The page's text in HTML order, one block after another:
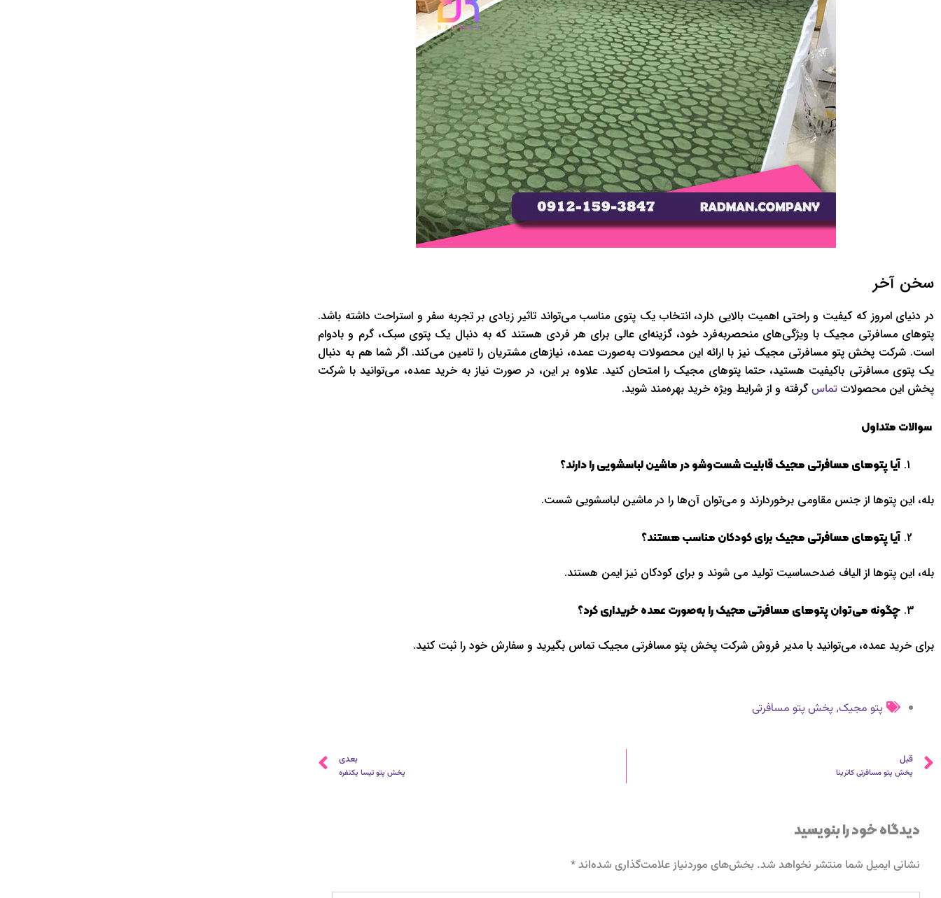
سخن آخر
در دنیای امروز که کیفیت و راحتی اهمیت بالایی دارد، انتخاب یک پتوی مناسب می‌تواند تاثیر زیادی بر تجربه سفر و استراحت داشته باشد.
پتوهای مسافرتی مجیک با ویژگی‌های منحصربه‌فرد خود، گزینه‌ای عالی برای هر فردی هستند که به دنبال یک پتوی سبک، گرم و بادوام
است. شرکت پخش پتو مسافرتی مجیک نیز با ارائه این محصولات به‌صورت عمده، نیازهای مشتریان را تامین می‌کند. اگر شما هم به دنبال
یک پتوی مسافرتی باکیفیت هستید، حتما پتوهای مجیک را امتحان کنید. علاوه بر این، در صورت نیاز به خرید عمده، می‌توانید با شرکت
پخش این محصولات تماس گرفته و از شرایط ویژه خرید بهره‌مند شوید.
سوالات متداول
آیا پتوهای مسافرتی مجیک قابلیت شست‌وشو در ماشین لباسشویی را دارند؟
بله، این پتوها از جنس مقاومی برخوردارند و می‌توان آن‌ها را در ماشین لباسشویی شست.
آیا پتوهای مسافرتی مجیک برای کودکان مناسب هستند؟
بله، این پتوها از الیاف ضدحساسیت تولید می شوند و برای کودکان نیز ایمن هستند.
چگونه می‌توان پتوهای مسافرتی مجیک را به‌صورت عمده خریداری کرد؟
برای خرید عمده، می‌توانید با مدیر فروش شرکت پخش پتو مسافرتی مجیک تماس بگیرید و سفارش خود را ثبت کنید.
پتو مجیک, پخش پتو مسافرتی
قبلی
قبل
پخش پتو مسافرتی کاترینا
بعدی
پخش پتو تیسا یکنفره
دیدگاه‌ خود را بنویسید
نشانی ایمیل شما منتشر نخواهد شد. بخش‌های موردنیاز علامت‌گذاری شده‌اند*